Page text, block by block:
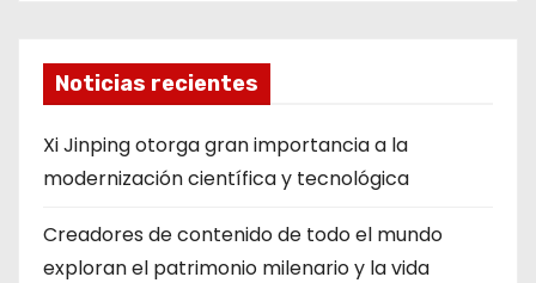
Noticias recientes
Xi Jinping otorga gran importancia a la
modernización científica y tecnológica
Creadores de contenido de todo el mundo
exploran el patrimonio milenario y la vida